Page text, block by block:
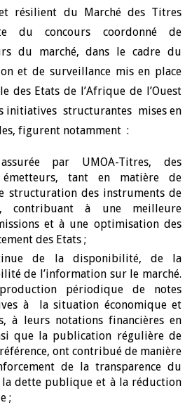
résilient du Marché des Titres
du concours coordonné de
du marché, dans le cadre du
et de surveillance mis en place
des Etats de l’Afrique de l’Ouest
initiatives structurantes mises en
figurent notamment :
par UMOA-Titres, des
émetteurs, tant en matière de
structuration des instruments de
contribuant à une meilleure
et à une optimisation des
des Etats ;
de la disponibilité, de la
de l’information sur le marché.
périodique de notes
à la situation économique et
à leurs notations financières en
que la publication régulière de
ont contribué de manière
de la transparence du
la dette publique et à la réduction
;